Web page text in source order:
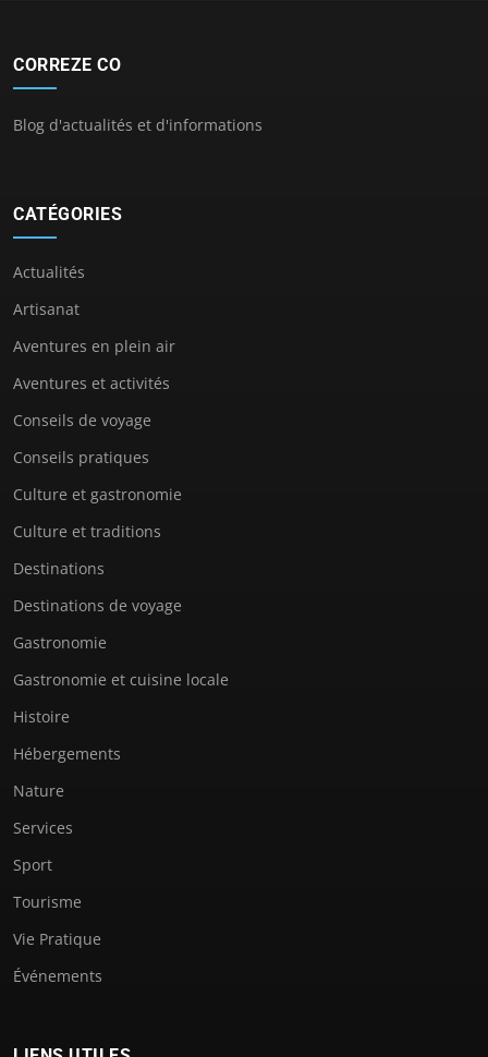
CORREZE CO
Blog d'actualités et d'informations
CATÉGORIES
Actualités
Artisanat
Aventures en plein air
Aventures et activités
Conseils de voyage
Conseils pratiques
Culture et gastronomie
Culture et traditions
Destinations
Destinations de voyage
Gastronomie
Gastronomie et cuisine locale
Histoire
Hébergements
Nature
Services
Sport
Tourisme
Vie Pratique
Événements